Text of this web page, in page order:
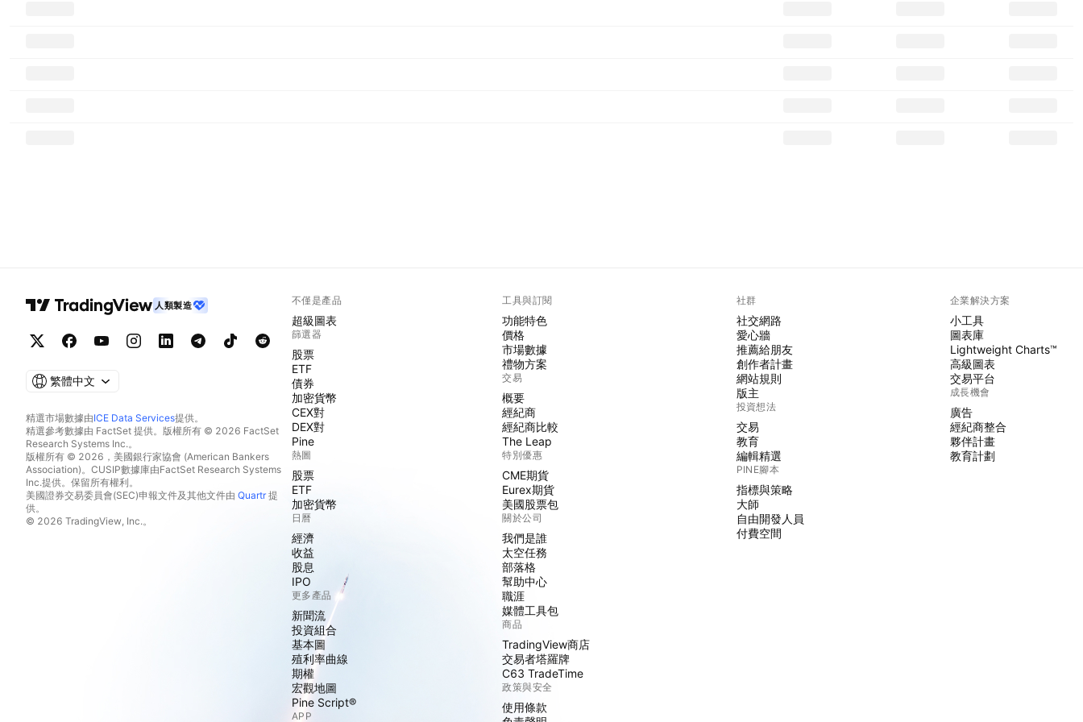
人類製造
繁體中文
精選市場數據由ICE Data Services提供。
精選參考數據由 FactSet 提供。版權所有 © 2026 FactSet
Research Systems Inc.。
版權所有 © 2026，美國銀行家協會 (American Bankers
Association)。CUSIP數據庫由FactSet Research Systems
Inc.提供。保留所有權利。
美國證券交易委員會(SEC)申報文件及其他文件由 Quartr提
供。
© 2026 TradingView, Inc.。
不僅是產品
超級圖表
篩選器
股票
ETF
債券
加密貨幣
CEX對
DEX對
Pine
熱圖
股票
ETF
加密貨幣
日曆
經濟
收益
股息
IPO
更多產品
新聞流
投資組合
基本圖
殖利率曲線
期權
宏觀地圖
Pine Script®
APP
工具與訂閱
功能特色
價格
市場數據
禮物方案
交易
概要
經紀商
經紀商比較
The Leap
特別優惠
CME期貨
Eurex期貨
美國股票包
關於公司
我們是誰
太空任務
部落格
幫助中心
職涯
媒體工具包
商品
TradingView商店
交易者塔羅牌
C63 TradeTime
政策與安全
使用條款
社群
社交網路
愛心牆
推薦給朋友
創作者計畫
網站規則
版主
投資想法
交易
教育
編輯精選
PINE腳本
指標與策略
大師
自由開發人員
付費空間
企業解決方案
小工具
圖表庫
Lightweight Charts™
高級圖表
交易平台
成長機會
廣告
經紀商整合
夥伴計畫
教育計劃